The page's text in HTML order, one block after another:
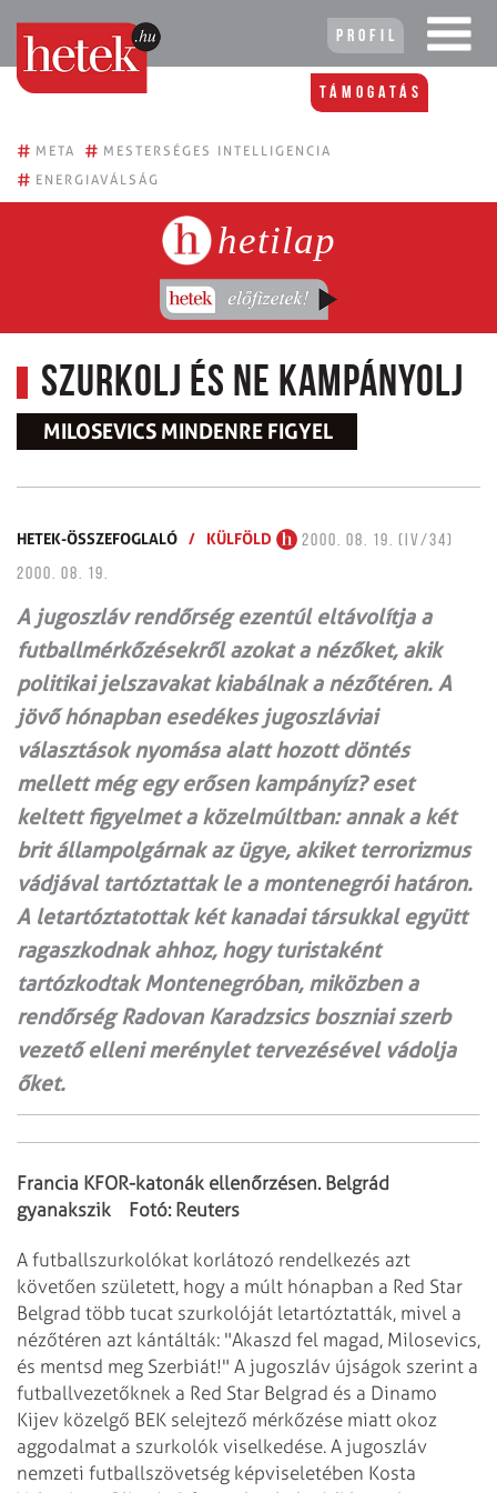
Profil
Támogatás
# META # MESTERSÉGES INTELLIGENCIA
# ENERGIAVÁLSÁG
hetilap
Szurkolj és ne kampányolj
MILOSEVICS MINDENRE FIGYEL
HETEK-ÖSSZEFOGLALÓ / KÜLFÖLD
2000. 08. 19. (IV/34)
2000. 08. 19.
A jugoszláv rendőrség ezentúl eltávolítja a
futballmérkőzésekről azokat a nézőket, akik
politikai jelszavakat kiabálnak a nézőtéren. A
jövő hónapban esedékes jugoszláviai
választások nyomása alatt hozott döntés
mellett még egy erősen kampányíz? eset
keltett figyelmet a közelmúltban: annak a két
brit állampolgárnak az ügye, akiket terrorizmus
vádjával tartóztattak le a montenegrói határon.
A letartóztatottak két kanadai társukkal együtt
ragaszkodnak ahhoz, hogy turistaként
tartózkodtak Montenegróban, miközben a
rendőrség Radovan Karadzsics boszniai szerb
vezető elleni merénylet tervezésével vádolja
őket.
Francia KFOR-katonák ellenőrzésen. Belgrád
gyanakszik Fotó: Reuters
A futballszurkolókat korlátozó rendelkezés azt
követően született, hogy a múlt hónapban a Red Star
Belgrad több tucat szurkolóját letartóztatták, mivel a
nézőtéren azt kántálták: "Akaszd fel magad, Milosevics,
és mentsd meg Szerbiát!" A jugoszláv újságok szerint a
futballvezetőknek a Red Star Belgrad és a Dinamo
Kijev közelgő BEK selejtező mérkőzése miatt okoz
aggodalmat a szurkolók viselkedése. A jugoszláv
nemzeti futballszövetség képviseletében Kosta